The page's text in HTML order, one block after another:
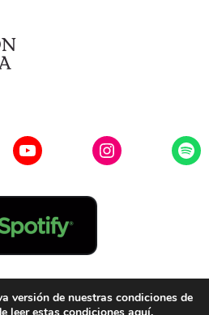
YouTubeInstagram
versión de nuestras condiciones de